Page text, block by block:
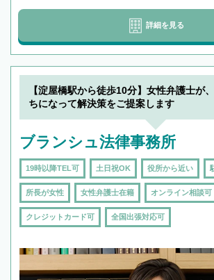
詳細を見る
【淀屋橋駅から徒歩10分】女性弁護士が
ちになって解決策をご提案します
ブランシュ法律事務所
19時以降TEL可 土日祝OK 役所から近い
所長が女性 女性弁護士在籍 オンライン相談可
クレジットカード可 全国出張対応可